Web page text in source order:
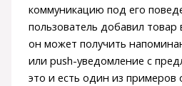
коммуникацию под его
пользователь добавил товар
он может получить
или push-уведомление с
это и есть один из примеров